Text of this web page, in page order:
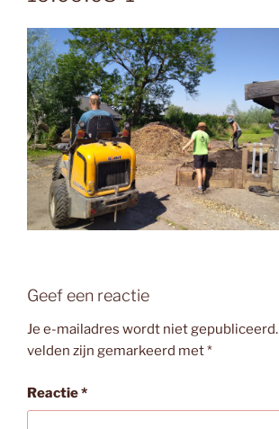
Geef een reactie
Je e-mailadres wordt niet gepubliceerd.
velden zijn gemarkeerd met*
Reactie*